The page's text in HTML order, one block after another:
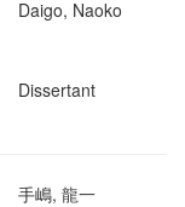
Daigo, Naoko
Dissertant
手嶋, 龍一